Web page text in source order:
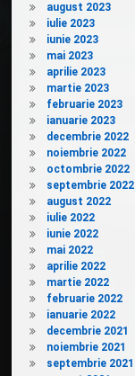
august 2023
iulie 2023
iunie 2023
mai 2023
aprilie 2023
martie 2023
februarie 2023
ianuarie 2023
decembrie 2022
noiembrie 2022
octombrie 2022
septembrie 2022
august 2022
iulie 2022
iunie 2022
mai 2022
aprilie 2022
martie 2022
februarie 2022
ianuarie 2022
decembrie 2021
noiembrie 2021
septembrie 2021